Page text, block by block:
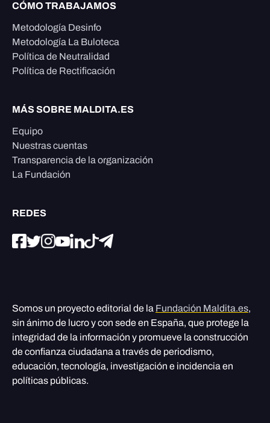
CÓMO TRABAJAMOS
Metodología Desinfo
Metodología La Buloteca
Política de Neutralidad
Política de Rectificación
MÁS SOBRE MALDITA.ES
Equipo
Nuestras cuentas
Transparencia de la organización
La Fundación
REDES
Somos un proyecto editorial de la Fundación Maldita.es,
sin ánimo de lucro y con sede en España, que protege la
integridad de la información y promueve la construcción
de confianza ciudadana a través de periodismo,
educación, tecnología, investigación e incidencia en
políticas públicas.